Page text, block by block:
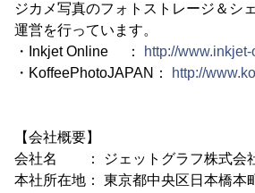
ジカメ写真のフォトストレージ＆シ
運営を行っています。
・Inkjet Online ：
http://
・KoffeePhotoJAPAN：
http://
【会社概要】
会社名 ： ジェットグラフ株式会
本社所在地： 東京都中央区日本橋本